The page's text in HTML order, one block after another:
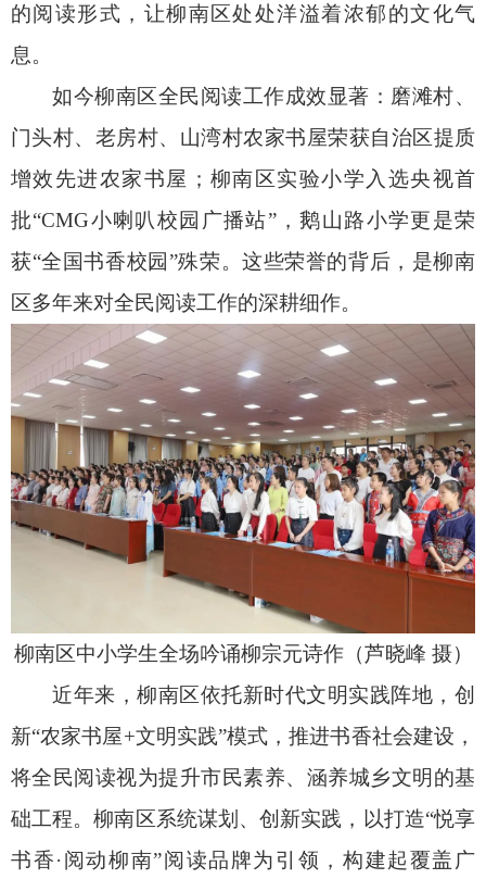
的阅读形式，让柳南区处处洋溢着浓郁的文化气
息。
如今柳南区全民阅读工作成效显著：磨滩村、
门头村、老房村、山湾村农家书屋荣获自治区提质
增效先进农家书屋；柳南区实验小学入选央视首
批“CMG小喇叭校园广播站”，鹅山路小学更是荣
获“全国书香校园”殊荣。这些荣誉的背后，是柳南
区多年来对全民阅读工作的深耕细作。
柳南区中小学生全场吟诵柳宗元诗作（芦晓峰 摄）
近年来，柳南区依托新时代文明实践阵地，创
新“农家书屋+文明实践”模式，推进书香社会建设，
将全民阅读视为提升市民素养、涵养城乡文明的基
础工程。柳南区系统谋划、创新实践，以打造“悦享
书香·阅动柳南”阅读品牌为引领，构建起覆盖广